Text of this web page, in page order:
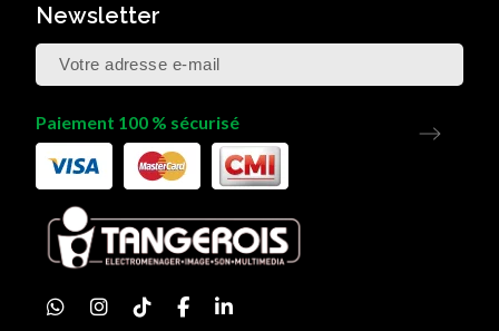
Newsletter
Paiement 100 % sécurisé